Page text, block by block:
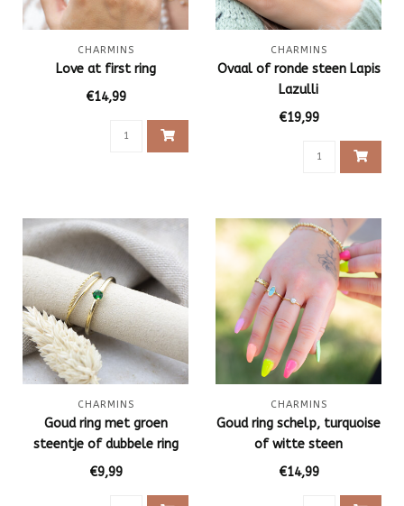
CHARMINS
Love at first ring
€14,99
CHARMINS
Ovaal of ronde steen Lapis
Lazulli
€19,99
CHARMINS
Goud ring met groen
steentje of dubbele ring
€9,99
CHARMINS
Goud ring schelp, turquoise
of witte steen
€14,99